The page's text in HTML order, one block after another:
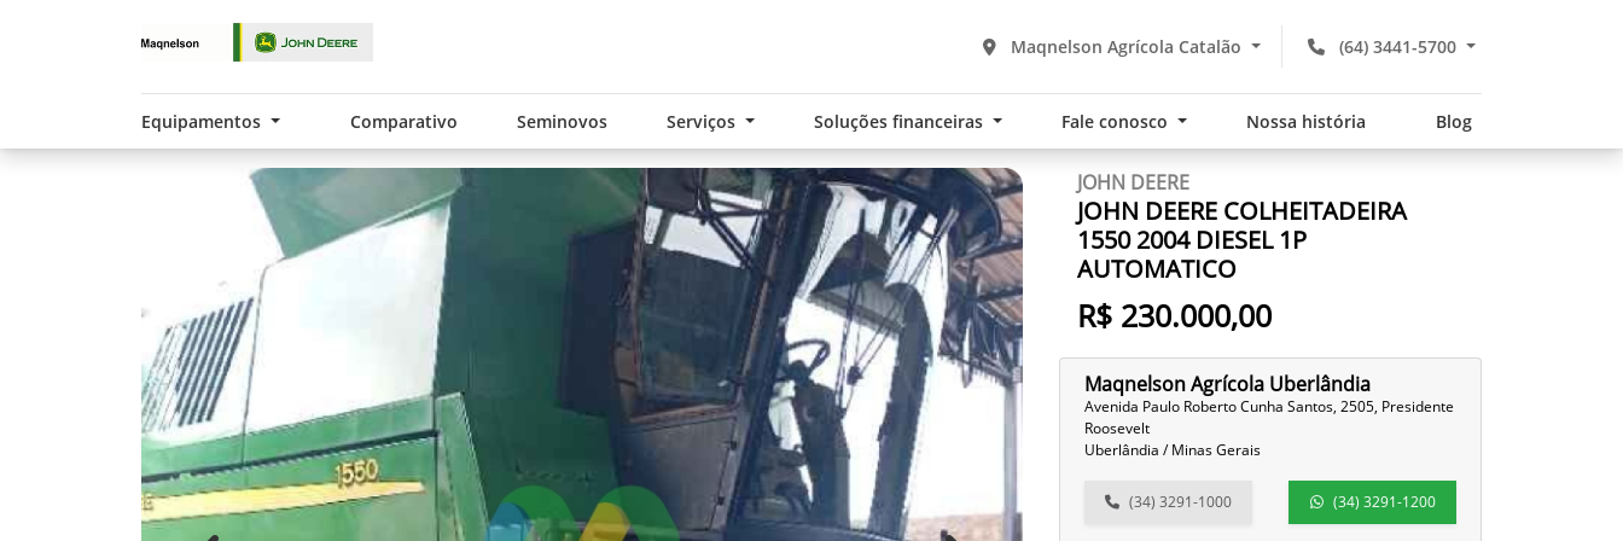
(64) 3441-5700
Maqnelson Agrícola Catalão
Equipamentos Comparativo Seminovos Serviços Soluções financeiras Fale conosco Nossa história Blog
JOHN DEERE
JOHN DEERE COLHEITADEIRA
1550 2004 DIESEL 1P
AUTOMATICO
R$ 230.000,00
Maqnelson Agrícola Uberlândia
Avenida Paulo Roberto Cunha Santos, 2505, Presidente
Roosevelt
Uberlândia / Minas Gerais
(34) 3291-1000 (34) 3291-1200